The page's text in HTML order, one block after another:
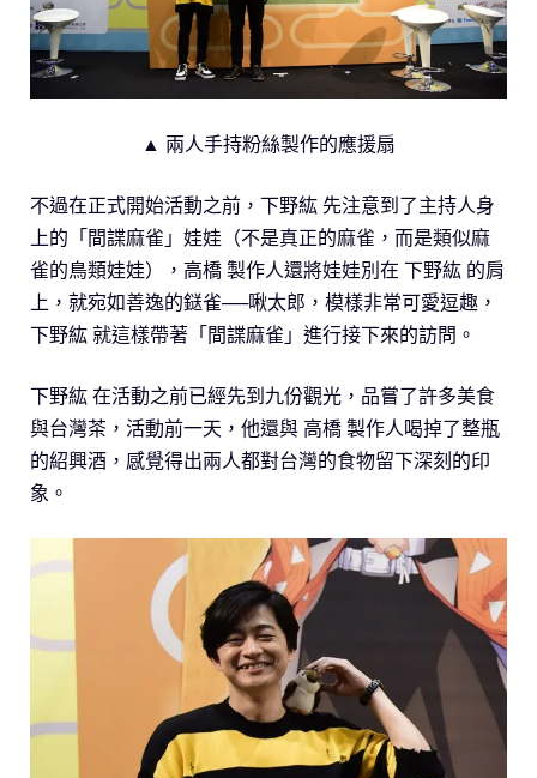
▲ 兩人手持粉絲製作的應援扇
不過在正式開始活動之前，下野紘 先注意到了主持人身
上的「間諜麻雀」娃娃（不是真正的麻雀，而是類似麻
雀的鳥類娃娃），高橋 製作人還將娃娃別在 下野紘 的肩
上，就宛如善逸的鎹雀──啾太郎，模樣非常可愛逗趣，
下野紘 就這樣帶著「間諜麻雀」進行接下來的訪問。
下野紘 在活動之前已經先到九份觀光，品嘗了許多美食
與台灣茶，活動前一天，他還與 高橋 製作人喝掉了整瓶
的紹興酒，感覺得出兩人都對台灣的食物留下深刻的印
象。